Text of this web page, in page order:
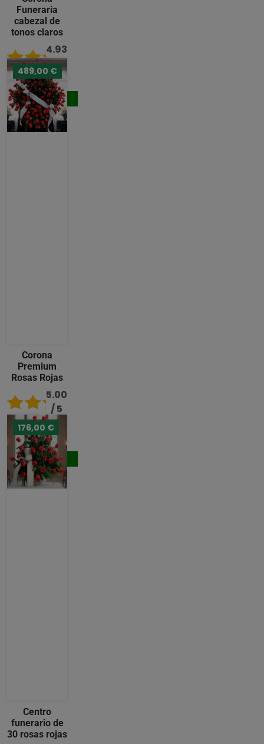
Funeraria
cabezal de
tonos claros
4.93
/ 5
242,00 €
Comprar
489,00 €
Corona
Premium
Rosas Rojas
5.00
/ 5
489,00
€
Comprar
176,00 €
Centro
funerario de
30 rosas rojas